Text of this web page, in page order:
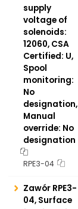
supply
voltage of
solenoids:
12060, CSA
Certified: U,
Spool
monitoring:
No
designation,
Manual
override: No
designation
RPE3-04
Zawór RPE3-
04, Surface